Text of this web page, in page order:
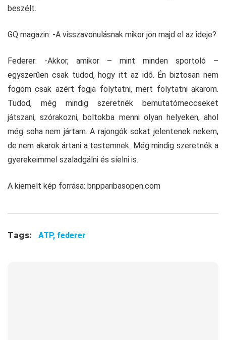
beszélt.
GQ magazin: -A visszavonulásnak mikor jön majd el az ideje?
Federer: -Akkor, amikor – mint minden sportoló –
egyszerűen csak tudod, hogy itt az idő. Én biztosan nem
fogom csak azért fogja folytatni, mert folytatni akarom.
Tudod, még mindig szeretnék bemutatómeccseket
játszani, szórakozni, boltokba menni olyan helyeken, ahol
még soha nem jártam. A rajongók sokat jelentenek nekem,
de nem akarok ártani a testemnek. Még mindig szeretnék a
gyerekeimmel szaladgálni és síelni is.
A kiemelt kép forrása: bnpparibasopen.com
Tags: ATP, federer